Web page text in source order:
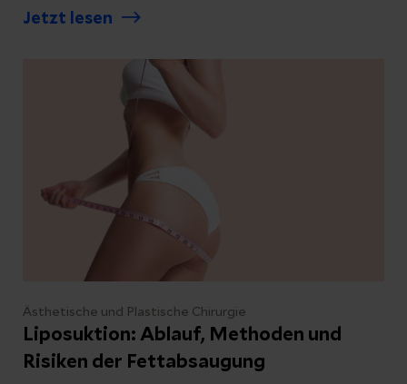
Problem. Erfahren Sie hier, welche
Jetzt lesen
Ästhetische und Plastische Chirurgie
Liposuktion: Ablauf, Methoden und
Risiken der Fettabsaugung